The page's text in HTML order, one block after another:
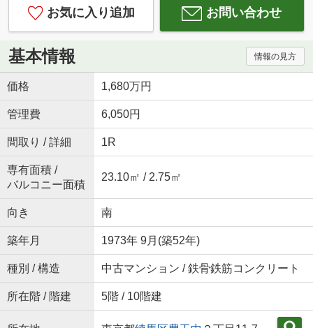
お気に入り追加 お問い合わせ
基本情報 情報の見方
価格 1,680万円
管理費 6,050円
間取り / 詳細 1R
専有面積 /
バルコニー面積
23.10㎡ / 2.75㎡
向き 南
築年月 1973年 9月(築52年)
種別 / 構造 中古マンション / 鉄骨鉄筋コンクリート
所在階 / 階建 5階 / 10階建